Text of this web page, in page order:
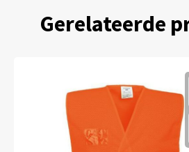
Gerelateerde